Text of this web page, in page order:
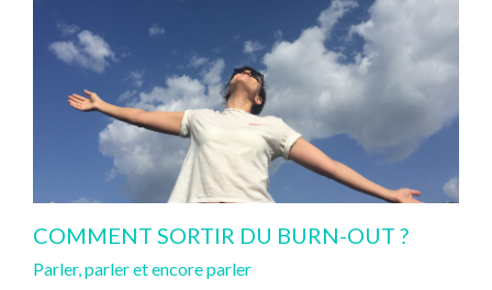
COMMENT SORTIR DU BURN-OUT ?
Parler, parler et encore parler